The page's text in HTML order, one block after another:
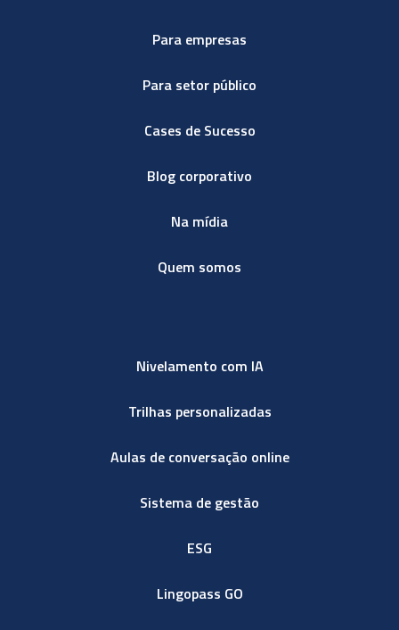
Para empresas
Para setor público
Cases de Sucesso
Blog corporativo
Na mídia
Quem somos
Nivelamento com IA
Trilhas personalizadas
Aulas de conversação online
Sistema de gestão
ESG
Lingopass GO